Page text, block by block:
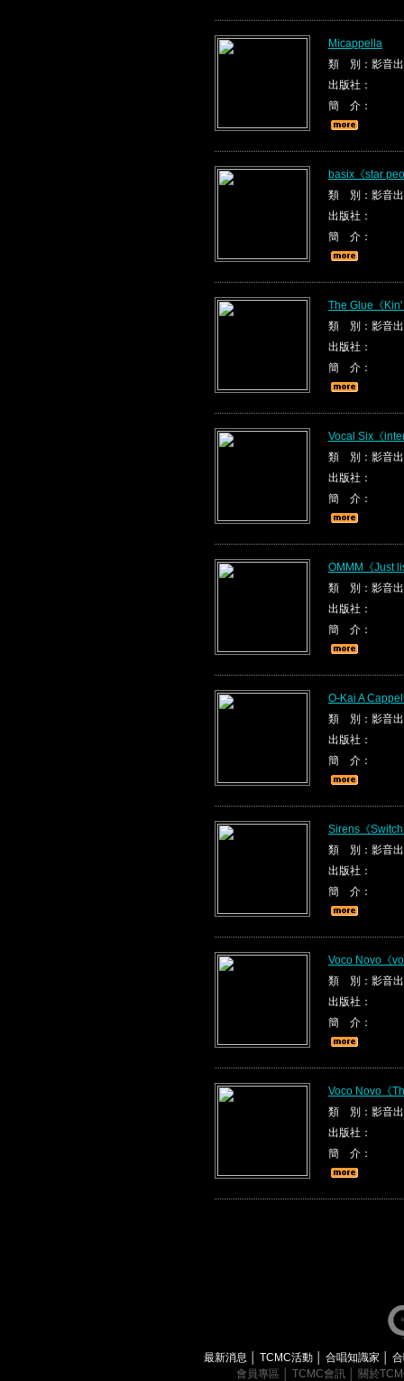
Micappella
類 別：影音
出版社：
簡 介：
basix《star
類 別：影音
出版社：
簡 介：
The Glue《
類 別：影音
出版社：
簡 介：
Vocal Six《
類 別：影音
出版社：
簡 介：
OMMM《Just
類 別：影音
出版社：
簡 介：
O-Kai A
類 別：影音
出版社：
簡 介：
Sirens《
類 別：影音
出版社：
簡 介：
Voco Novo《
類 別：影音
出版社：
簡 介：
Voco Novo《
類 別：影音
出版社：
簡 介：
最新消息 TCMC活動 合唱知識家
會員專區
TCMC會訊 關於